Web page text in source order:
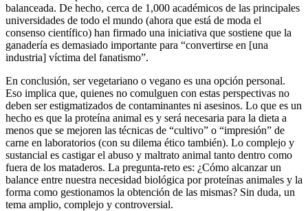
balanceada. De hecho, cerca de 1,000 académicos de las principales
universidades de todo el mundo (ahora que está de moda el
consenso científico) han firmado una iniciativa que sostiene que la
ganadería es demasiado importante para “convertirse en [una
industria] víctima del fanatismo”.
En conclusión, ser vegetariano o vegano es una opción personal.
Eso implica que, quienes no comulguen con estas perspectivas no
deben ser estigmatizados de contaminantes ni asesinos. Lo que es un
hecho es que la proteína animal es y será necesaria para la dieta a
menos que se mejoren las técnicas de “cultivo” o “impresión” de
carne en laboratorios (con su dilema ético también). Lo complejo y
sustancial es castigar el abuso y maltrato animal tanto dentro como
fuera de los mataderos. La pregunta-reto es: ¿Cómo alcanzar un
balance entre nuestra necesidad biológica por proteínas animales y la
forma como gestionamos la obtención de las mismas? Sin duda, un
tema amplio, complejo y controversial.